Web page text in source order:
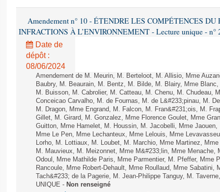
Amendement n° 10 - ÉTENDRE LES COMPÉTENCES
INFRACTIONS À L’ENVIRONNEMENT - Lecture unique - n°
Date de
dépôt :
08/06/2024
Amendement de M. Meurin, M. Berteloot, M. Allisio, Mme
Baubry, M. Beaurain, M. Bentz, M. Bilde, M. Blairy, Mme
M. Buisson, M. Cabrolier, M. Catteau, M. Chenu, M. Chudeau,
Conceicao Carvalho, M. de Fournas, M. de L&#233;pinau, M.
M. Dragon, Mme Engrand, M. Falcon, M. Fran&#231;ois, M.
Gillet, M. Girard, M. Gonzalez, Mme Florence Goulet, Mme
Guitton, Mme Hamelet, M. Houssin, M. Jacobelli, Mme
Mme Le Pen, Mme Lechanteux, Mme Lelouis, Mme
Lorho, M. Lottiaux, M. Loubet, M. Marchio, Mme Martinez,
M. Mauvieux, M. Meizonnet, Mme M&#233;lin, Mme Menache,
Odoul, Mme Mathilde Paris, Mme Parmentier, M. Pfeffer, Mme
Rancoule, Mme Robert-Dehault, Mme Roullaud, Mme
Tach&#233; de la Pagerie, M. Jean-Philippe Tanguy, M.
UNIQUE - Non renseigné